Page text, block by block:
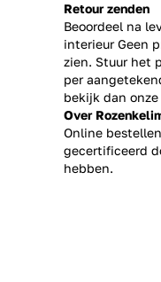
Retour zenden
Beoordeel na
interieur Geen
zien. Stuur het
per
bekijk dan
Over
Online
gecertificeerd
hebben.